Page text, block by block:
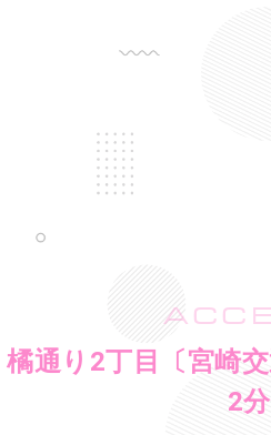
橘通り2丁目〔宮崎
2分